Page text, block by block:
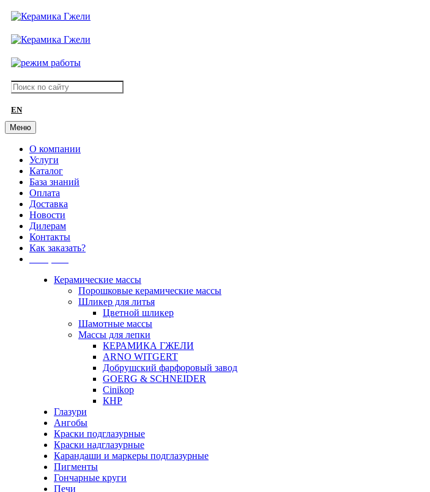
EN
Меню
О компании
Услуги
Каталог
База знаний
Оплата
Доставка
Новости
Дилерам
Контакты
Как заказать?
Керамические массы
Порошковые керамические массы
Шликер для литья
Цветной шликер
Шамотные массы
Массы для лепки
КЕРАМИКА ГЖЕЛИ
ARNO WITGERT
Добрушский фарфоровый завод
GOERG & SCHNEIDER
Cinikop
КНР
Глазури
Ангобы
Краски подглазурные
Краски надглазурные
Карандаши и маркеры подглазурные
Пигменты
Гончарные круги
Печи